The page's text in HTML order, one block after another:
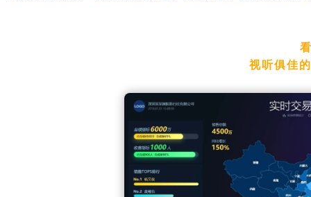
视听俱佳